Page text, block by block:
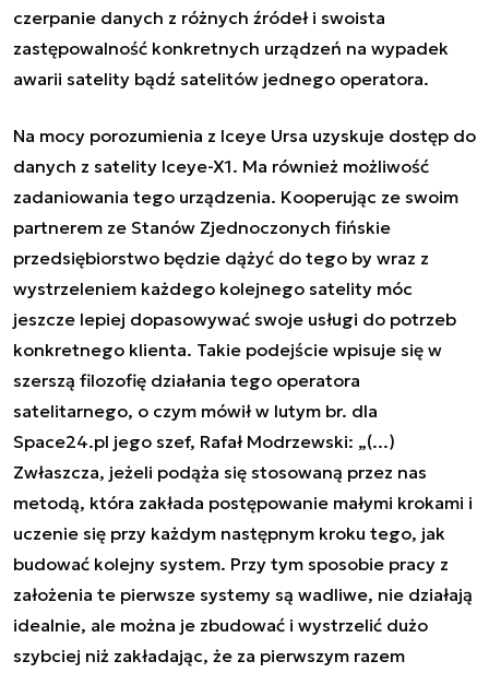
czerpanie danych z różnych źródeł i swoista
zastępowalność konkretnych urządzeń na wypadek
awarii satelity bądź satelitów jednego operatora.
Na mocy porozumienia z Iceye Ursa uzyskuje dostęp do
danych z satelity Iceye-X1. Ma również możliwość
zadaniowania tego urządzenia. Kooperując ze swoim
partnerem ze Stanów Zjednoczonych fińskie
przedsiębiorstwo będzie dążyć do tego by wraz z
wystrzeleniem każdego kolejnego satelity móc
jeszcze lepiej dopasowywać swoje usługi do potrzeb
konkretnego klienta. Takie podejście wpisuje się w
szerszą filozofię działania tego operatora
satelitarnego, o czym mówił w lutym br. dla
Space24.pl jego szef, Rafał Modrzewski: „(...)
Zwłaszcza, jeżeli podąża się stosowaną przez nas
metodą, która zakłada postępowanie małymi krokami i
uczenie się przy każdym następnym kroku tego, jak
budować kolejny system. Przy tym sposobie pracy z
założenia te pierwsze systemy są wadliwe, nie działają
idealnie, ale można je zbudować i wystrzelić dużo
szybciej niż zakładając, że za pierwszym razem